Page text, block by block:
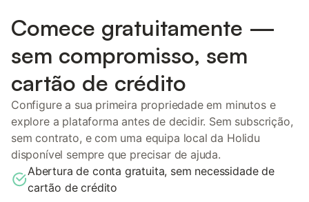
Comece gratuitamente —
sem compromisso, sem
cartão de crédito
Configure a sua primeira propriedade em minutos e
explore a plataforma antes de decidir. Sem subscrição,
sem contrato, e com uma equipa local da Holidu
disponível sempre que precisar de ajuda.
Abertura de conta gratuita, sem necessidade de
cartão de crédito